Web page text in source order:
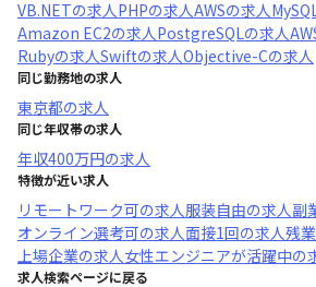
VB.NETの求人PHPの求人AWSの求人
Amazon EC2の求人PostgreSQLの求人
Rubyの求人Swiftの求人Objective-Cの求人
同じ勤務地の求人
東京都の求人
同じ年収帯の求人
年収400万円の求人
特徴が近い求人
リモートワーク可の求人服装自由の求人副
オンライン選考可の求人面接1回の求人残
上場企業の求人女性エンジニアが活躍中の
求人検索ページに戻る